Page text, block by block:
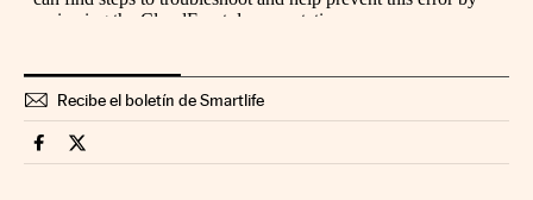
Recibe el boletín de Smartlife
Smartlife Cinco Días en Facebook
Smartlife Cinco Días en Twitter